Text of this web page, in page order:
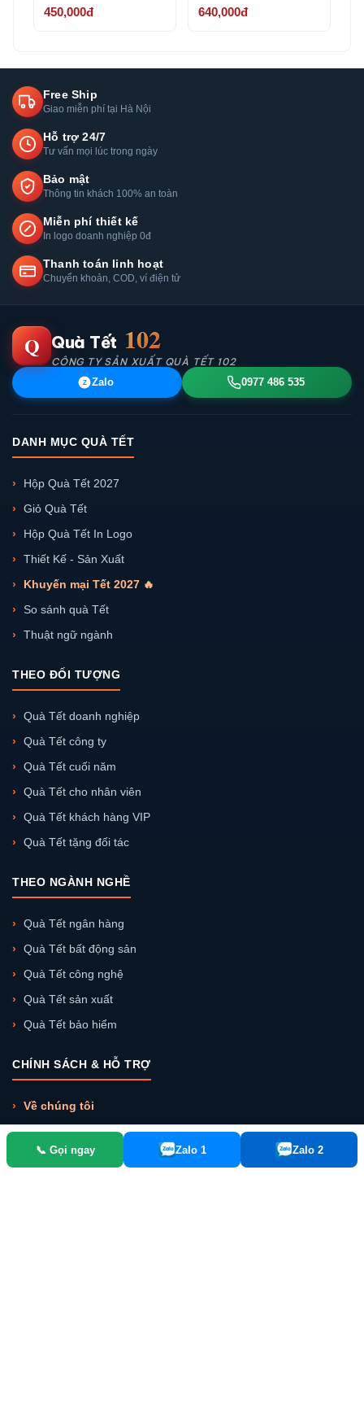
450,000đ 640,000đ
📞 Gọi ngay Zalo 1 Zalo 2
Free Ship
Giao miễn phí tại Hà Nội
Hỗ trợ 24/7
Tư vấn mọi lúc trong ngày
Bảo mật
Thông tin khách 100% an toàn
Miễn phí thiết kế
In logo doanh nghiệp 0đ
Thanh toán linh hoạt
Chuyển khoản, COD, ví điện tử
Q Quà Tết 102
CÔNG TY SẢN XUẤT QUÀ TẾT 102
Z Zalo 0977 486 535
DANH MỤC QUÀ TẾT
Hộp Quà Tết 2027
Giỏ Quà Tết
Hộp Quà Tết In Logo
Thiết Kế - Sản Xuất
Khuyến mại Tết 2027 🔥
So sánh quà Tết
Thuật ngữ ngành
THEO ĐỐI TƯỢNG
Quà Tết doanh nghiệp
Quà Tết công ty
Quà Tết cuối năm
Quà Tết cho nhân viên
Quà Tết khách hàng VIP
Quà Tết tặng đối tác
THEO NGÀNH NGHỀ
Quà Tết ngân hàng
Quà Tết bất động sản
Quà Tết công nghệ
Quà Tết sản xuất
Quà Tết bảo hiểm
CHÍNH SÁCH & HỖ TRỢ
Về chúng tôi
Khách hàng tiêu biểu
Liên hệ chúng tôi